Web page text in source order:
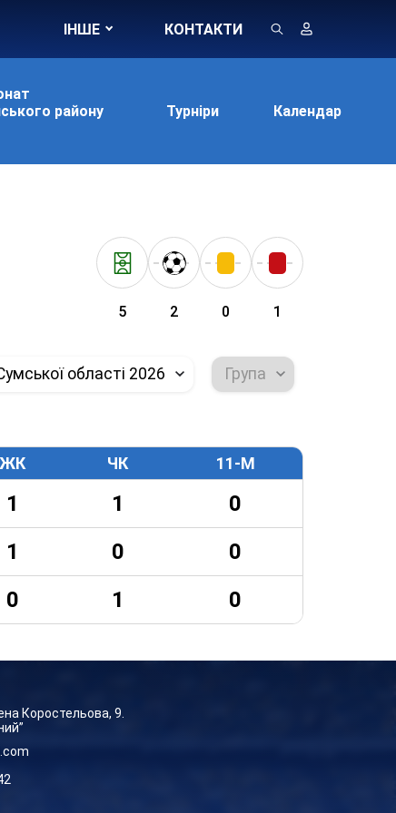
ІНШЕ КОНТАКТИ
району
Турніри Календар
5 2 0 1
області 2026 Група
ЖК ЧК 11-М
1 1
0
1 0
0
0 1 0
Коростельова, 9.